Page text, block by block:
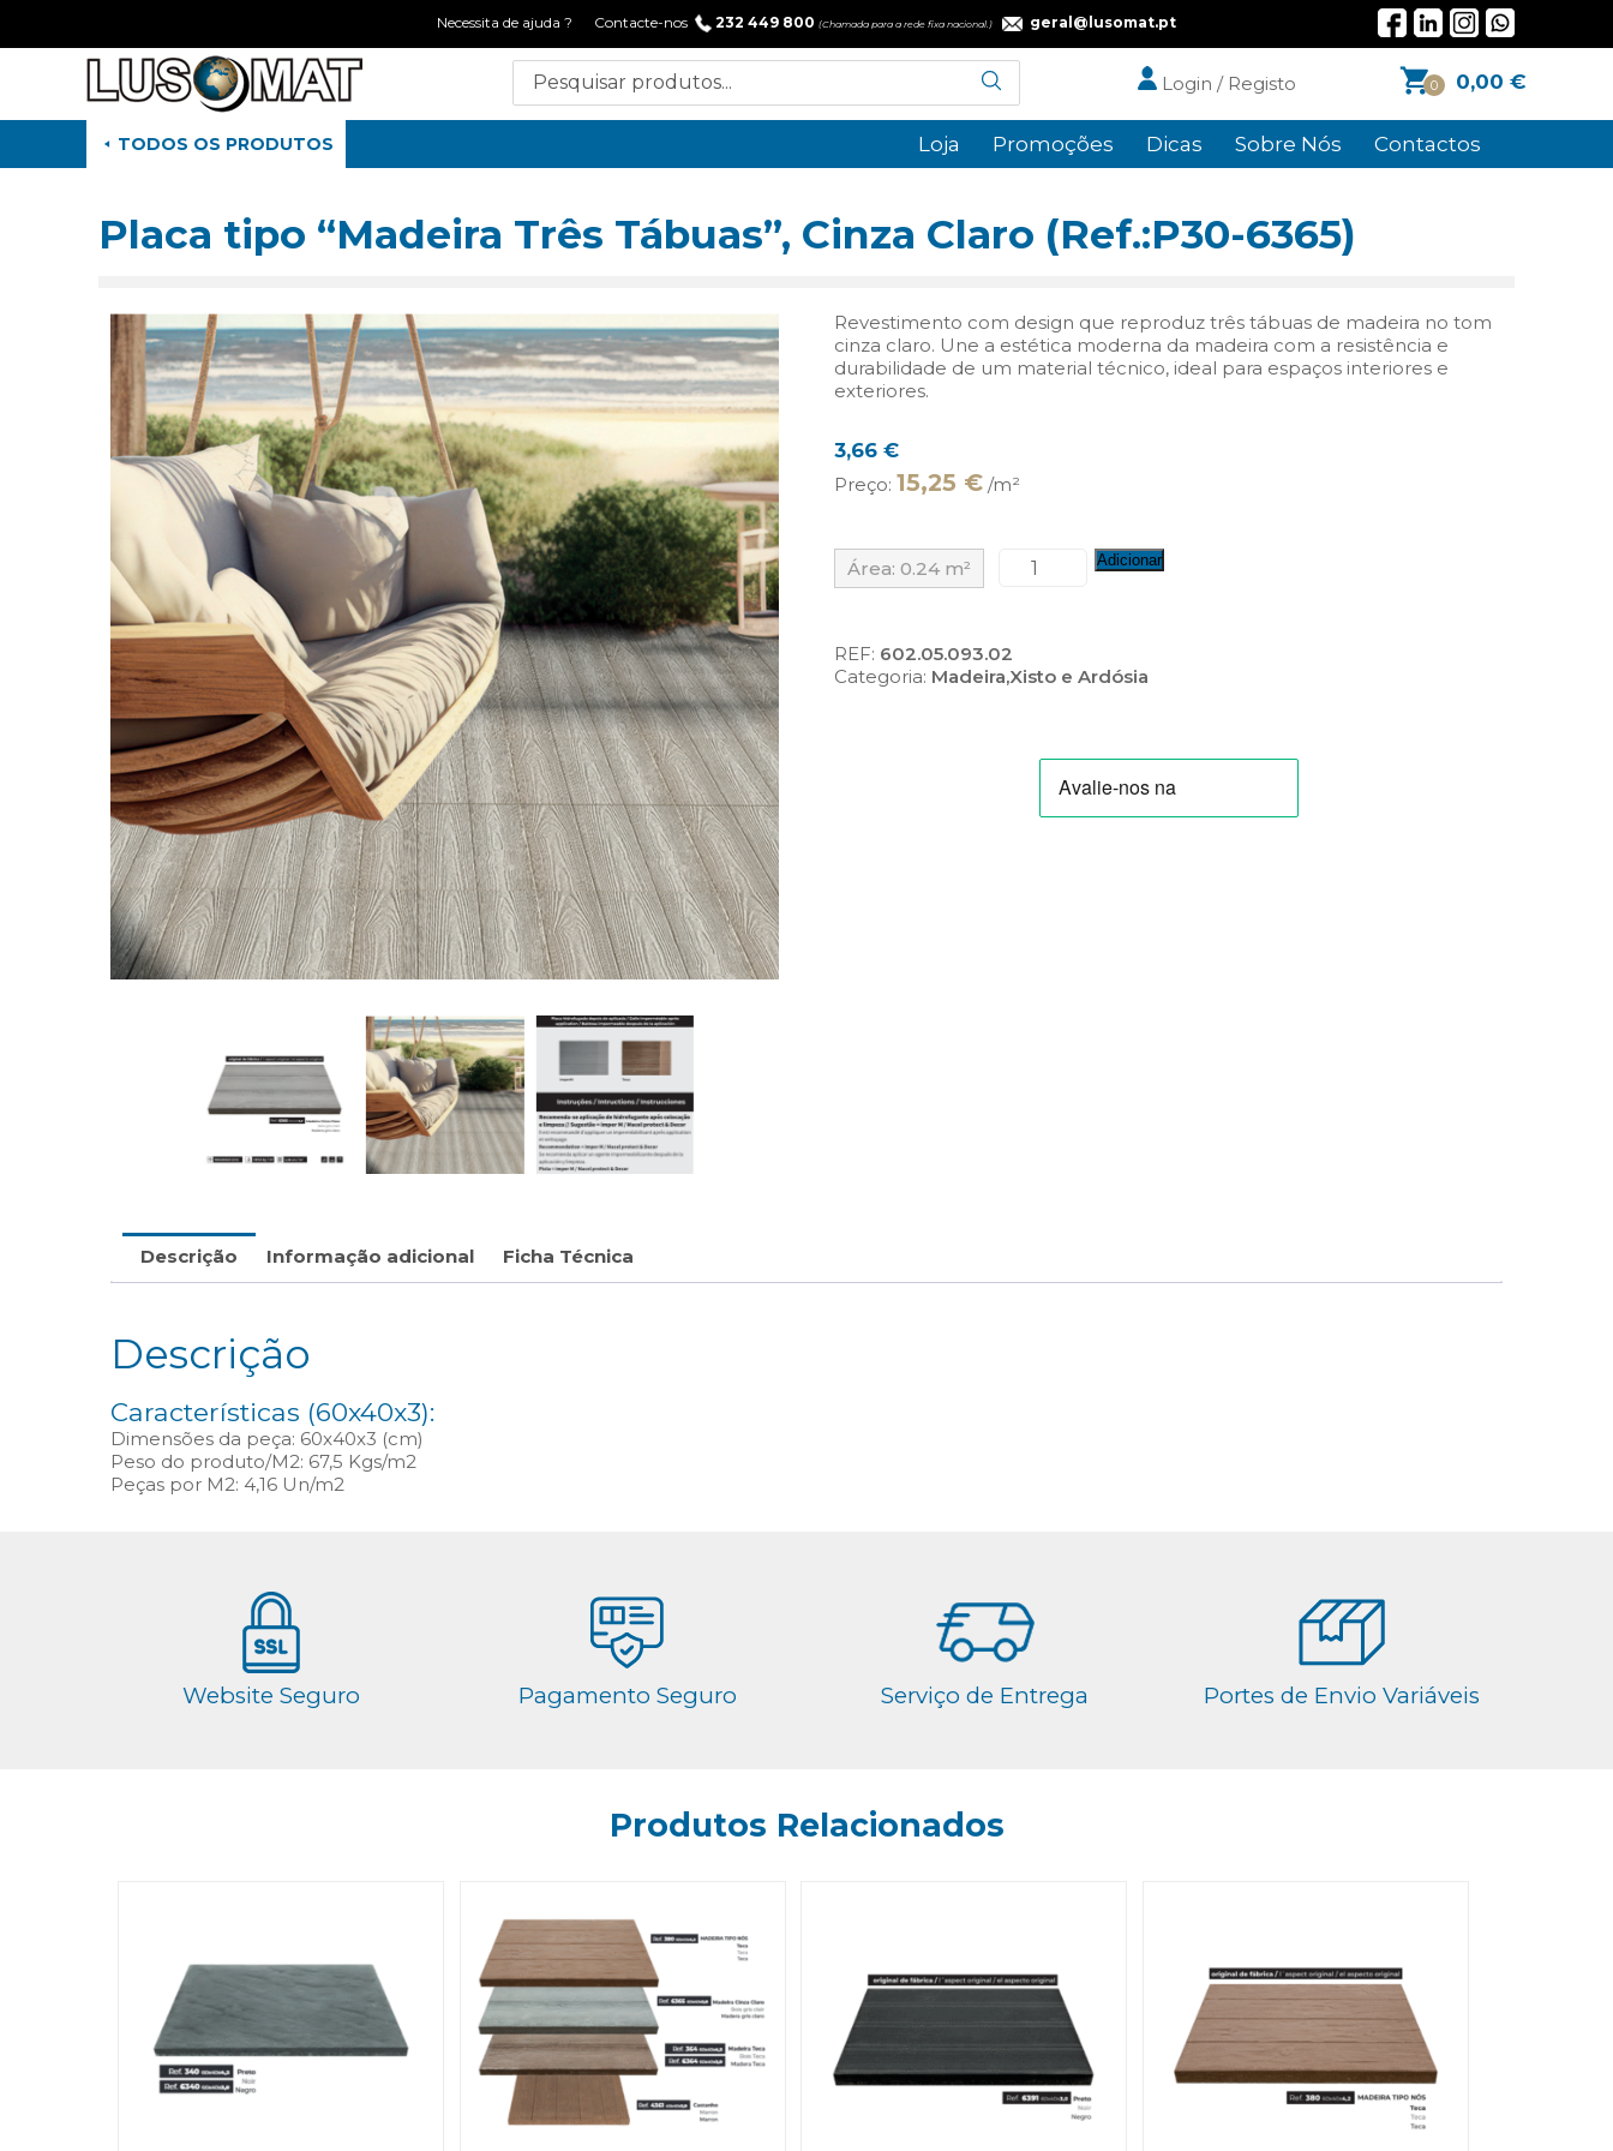
Necessita de ajuda ? Contacte-nos 232 449 800 (Chamada para a rede fixa nacional.) geral@lusomat.pt
0 0,00 €
Login / Registo
TODOS OS PRODUTOS Loja Promoções Dicas Sobre Nós Contactos
Placa tipo “Madeira Três Tábuas”, Cinza Claro (Ref.:P30-6365)
Revestimento com design que reproduz três tábuas de madeira no tom
cinza claro. Une a estética moderna da madeira com a resistência e
durabilidade de um material técnico, ideal para espaços interiores e
exteriores.
3,66€
Preço:15,25 € /m²
Área:0.24 m²
Quantidade
"Madeira
Três
(Ref.:P30-
Adicionar
REF: 602.05.093.02
Categoria: Madeira,Xisto e Ardósia
Descrição Informação adicional Ficha Técnica
Descrição
Características (60x40x3):
Dimensões da peça: 60x40x3 (cm)
Peso do produto/M2: 67,5 Kgs/m2
Peças por M2: 4,16 Un/m2
Website Seguro Pagamento Seguro Serviço de Entrega Portes de Envio Variáveis
Produtos Relacionados